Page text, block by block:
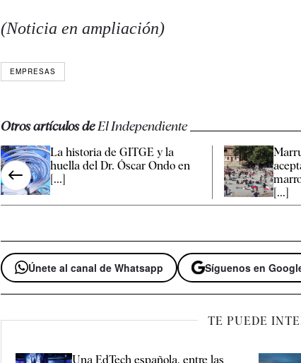
(Noticia en ampliación)
EMPRESAS
Otros artículos deEl Independiente
La historia de GITGE y la
huella del Dr. Óscar Ondo en
[...]
[...]
Únete al canal de Whatsapp Síguenos en
TE PUEDE
Una EdTech española, entre las